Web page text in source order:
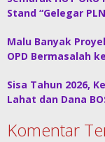
Stand “Gelegar
Malu Banyak
OPD Bermasalah
Sisa Tahun 2026,
Lahat dan Dana
Komentar